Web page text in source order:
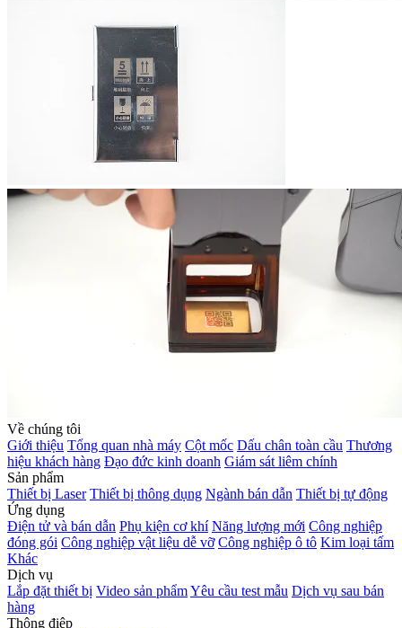
Về chúng tôi
Giới thiệu Tổng quan nhà máy Cột mốc Dấu chân toàn cầu Thương
hiệu khách hàng Đạo đức kinh doanh Giám sát liêm chính
Sản phẩm
Thiết bị Laser Thiết bị thông dụng Ngành bán dẫn Thiết bị tự động
Ứng dụng
Điện tử và bán dẫn Phụ kiện cơ khí Năng lượng mới Công nghiệp
đóng gói Công nghiệp vật liệu dễ vỡ Công nghiệp ô tô Kim loại tấm
Khác
Dịch vụ
Lắp đặt thiết bị Video sản phẩmYêu cầu test mẫu Dịch vụ sau bán
hàng
Thông điệp